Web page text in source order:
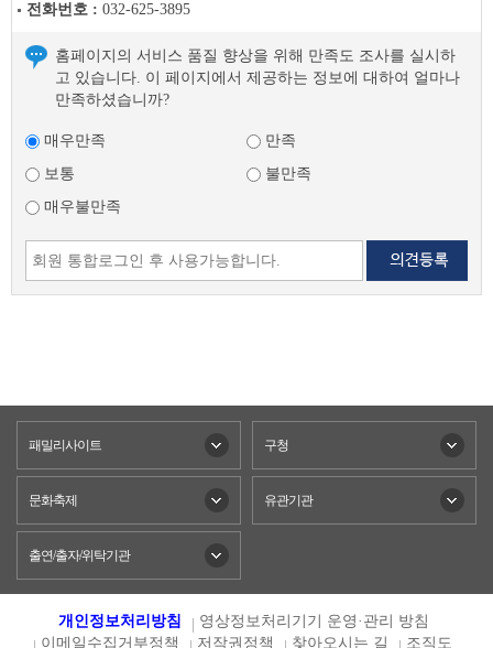
전화번호 : 032-625-3895
홈페이지의 서비스 품질 향상을 위해 만족도 조사를 실시하
고 있습니다. 이 페이지에서 제공하는 정보에 대하여 얼마나
만족하셨습니까?
매우만족
만족
보통
불만족
매우불만족
패밀리사이트 구청
문화축제 유관기관
출연/출자/위탁기관
개인정보처리방침
영상정보처리기기 운영·관리 방침
이메일수집거부정책
저작권정책 찾아오시는 길 조직도